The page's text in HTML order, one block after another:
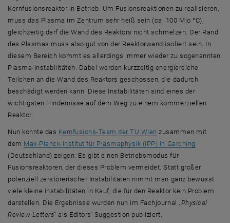
Kernfusionsreaktor in Betrieb. Um Fusionsreaktionen zu realisieren,
muss das Plasma im Zentrum sehr heiß sein (ca. 100 Mio °C),
gleichzeitig darf die Wand des Reaktors nicht schmelzen. Der Rand
des Plasmas muss also gut von der Reaktorwand isoliert sein. In
diesem Bereich kommt es allerdings immer wieder zu sogenannten
Plasma-Instabilitäten. Dabei werden kurzzeitig energiereiche
Teilchen an die Wand des Reaktors geschossen, die dadurch
beschädigt werden kann. Diese Instabilitäten sind eines der
wichtigsten Hindernisse auf dem Weg zu einem kommerziellen
Reaktor.
Nun konnte das Kernfusions-Team der TU Wien , öffnet eine externe
zusammen mit
dem Max-Planck-Institut für Plasmaphysik (IPP) in Garching, öffnet
(Deutschland) zeigen: Es gibt einen Betriebsmodus für
Fusionsreaktoren, der dieses Problem vermeidet. Statt großer
potenziell zerstörerischer Instabilitäten nimmt man ganz bewusst
viele kleine Instabilitäten in Kauf, die für den Reaktor kein Problem
darstellen. Die Ergebnisse wurden nun im Fachjournal „Physical
Review Letters“ als Editors‘ Suggestion publiziert.